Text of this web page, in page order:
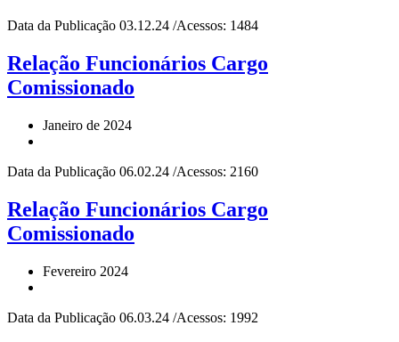
Data da Publicação 03.12.24 /Acessos: 1484
Relação Funcionários Cargo
Comissionado
Janeiro de 2024
Data da Publicação 06.02.24 /Acessos: 2160
Relação Funcionários Cargo
Comissionado
Fevereiro 2024
Data da Publicação 06.03.24 /Acessos: 1992